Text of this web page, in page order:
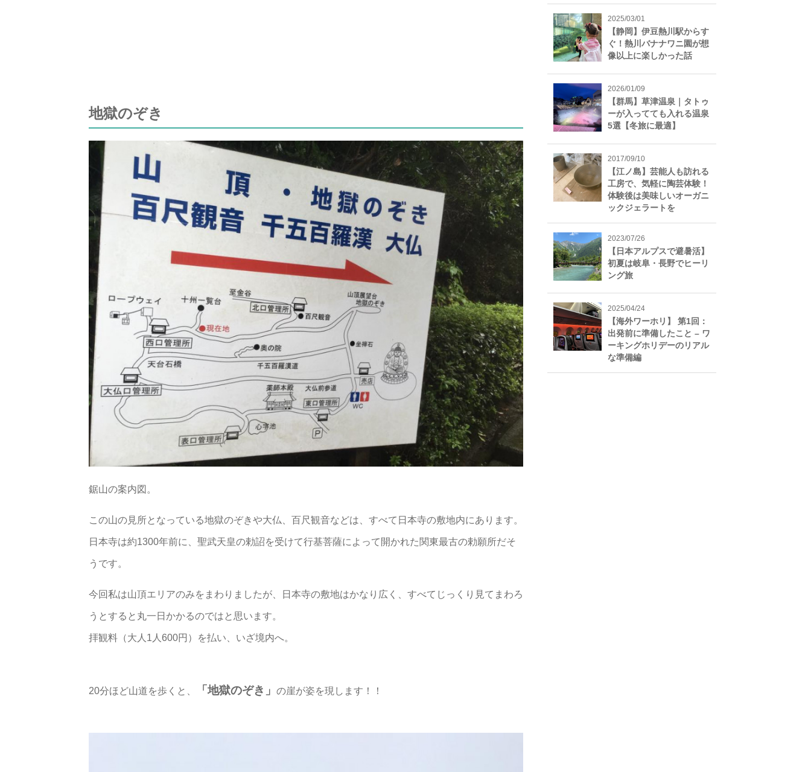
地獄のぞき
鋸山の案内図。
この山の見所となっている地獄のぞきや大仏、百尺観音などは、すべて日本寺の敷地内にあります。
日本寺は約1300年前に、聖武天皇の勅詔を受けて行基菩薩によって開かれた関東最古の勅願所だそ
うです。
今回私は山頂エリアのみをまわりましたが、日本寺の敷地はかなり広く、すべてじっくり見てまわろ
うとすると丸一日かかるのではと思います。
拝観料（大人1人600円）を払い、いざ境内へ。
20分ほど山道を歩くと、 「地獄のぞき」 の崖が姿を現します！！
2025/03/01
【静岡】伊豆熱川駅からす
ぐ！熱川バナナワニ園が想
像以上に楽しかった話
2026/01/09
【群馬】草津温泉｜タトゥ
ーが入ってても入れる温泉
5選【冬旅に最適】
2017/09/10
【江ノ島】芸能人も訪れる
工房で、気軽に陶芸体験！
体験後は美味しいオーガニ
ックジェラートを
2023/07/26
【日本アルプスで避暑活】
初夏は岐阜・長野でヒーリ
ング旅
2025/04/24
【海外ワーホリ】 第1回：
出発前に準備したこと – ワ
ーキングホリデーのリアル
な準備編